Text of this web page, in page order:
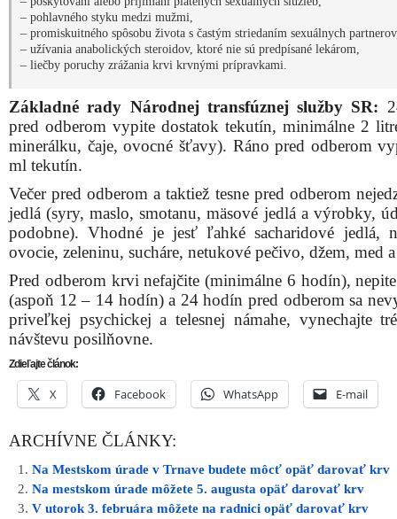
– pohlavného styku medzi mužmi,
– promiskuitného spôsobu života s častým striedaním sexuálnych
– užívania anabolických steroidov, ktoré nie sú predpísané lekárom,
– liečby poruchy zrážania krvi krvnými prípravkami.
Základné rady Národnej transfúznej služby SR:
pred odberom vypite dostatok tekutín, minimálne 2
minerálku, čaje, ovocné šťavy). Ráno pred odberom
ml tekutín.
Večer pred odberom a taktiež tesne pred odberom
jedlá (syry, maslo, smotanu, mäsové jedlá a výrobky,
podobne). Vhodné je jesť ľahké sacharidové jedlá,
ovocie, zeleninu, sucháre, netukové pečivo, džem, med
Pred odberom krvi nefajčite (minimálne 6 hodín),
(aspoň 12 – 14 hodín) a 24 hodín pred odberom sa
priveľkej psychickej a telesnej námahe, vynechajte
návštevu posilňovne.
Zdieľajte článok:
X Facebook WhatsApp E-mail
ARCHÍVNE ČLÁNKY:
Na Mestskom úrade v Trnave budete môcť opäť darovať krv
Na mestskom úrade môžete 5. augusta opäť darovať krv
V utorok 3. februára môžete na radnici opäť darovať krv